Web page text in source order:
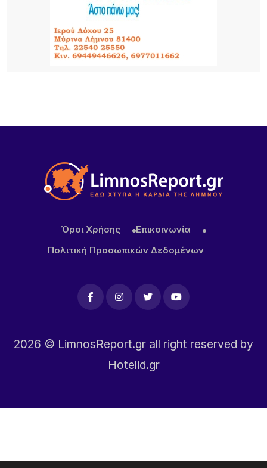
Νέα τουρκική πρόκληση στο Αιγαίο – Η Λήμνος στο
επίκεντρο των εξελίξεων
11 ΏΡΕΣ ΠΡΙΝ
Πανηγύρι στα Σβέρδια: Η Δάφνη κρατά ζωντανή
από τα τέλη του 2024
Όροι Χρήσης
Επικοινωνία
Πολιτική Προσωπικών Δεδομένων
2026 © LimnosReport.gr all right reserved by
Hotelid.gr